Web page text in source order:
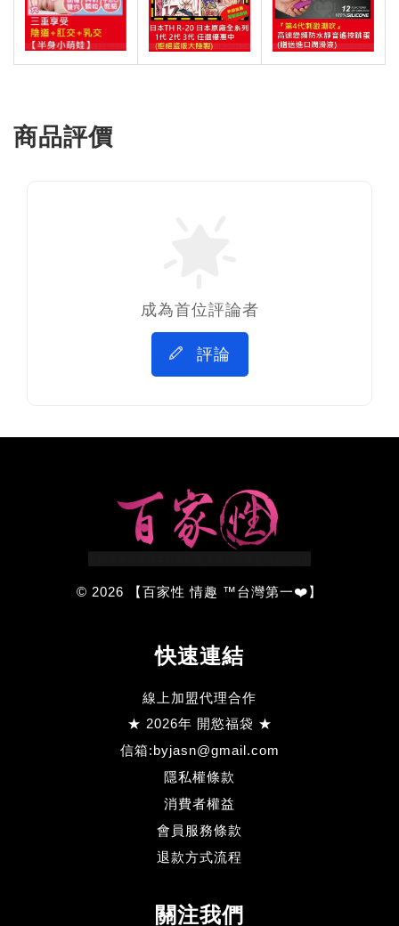
商品評價
成為首位評論者
評論
© 2026 【百家性 情趣 ™台灣第一❤️】
快速連結
線上加盟代理合作
★ 2026年 開慾福袋 ★
信箱:byjasn@gmail.com
隱私權條款
消費者權益
會員服務條款
退款方式流程
關注我們